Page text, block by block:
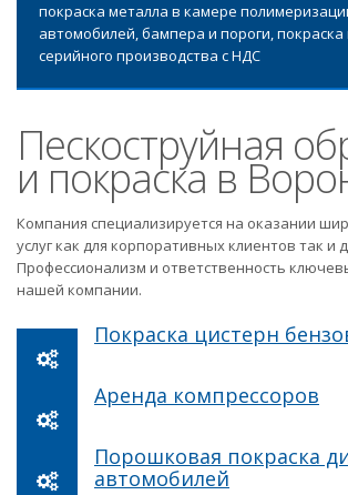
покраска металла в камере
автомобилей, бампера и пороги, покраска
серийного производства с НДС
Пескоструйная
и покраска в
Компания специализируется на оказании
услуг как для корпоративных клиентов так и
Профессионализм и ответственность
нашей компании.
Покраска цистерн
Аренда компрессоров
Порошковая покраска
автомобилей